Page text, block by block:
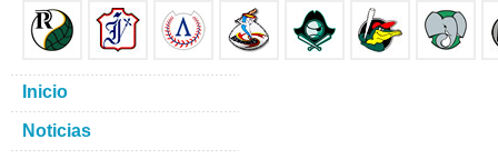
Inicio
Noticias